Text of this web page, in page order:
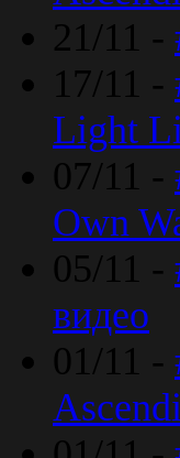
21/11 -
17/11 -
Light
07/11 -
Own
05/11 -
видео
01/11 -